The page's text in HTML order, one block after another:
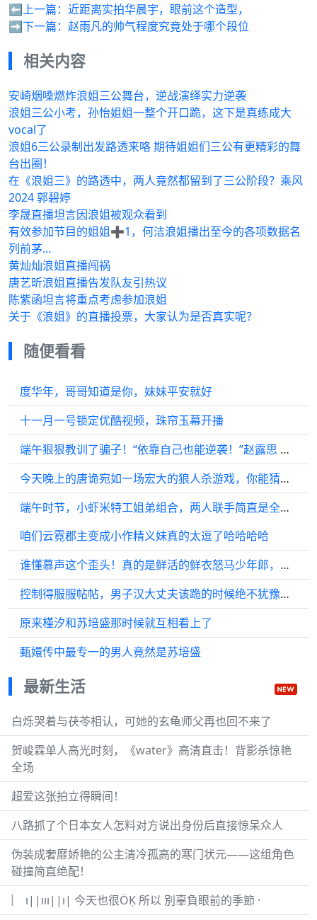
⬅️上一篇： 近距离实拍华晨宇，眼前这个造型，
➡️下一篇： 赵雨凡的帅气程度究竟处于哪个段位
相关内容
安崎烟嗓燃炸浪姐三公舞台，逆战演绎实力逆袭
浪姐三公小考，孙怡姐姐一整个开口跪，这下是真练成大
vocal了
浪姐6三公录制出发路透来咯 期待姐姐们三公有更精彩的舞
台出圈！
在《浪姐三》的路透中，两人竟然都留到了三公阶段？乘风
2024 郭碧婷
李晟直播坦言因浪姐被观众看到
有效参加节目的姐姐➕1，何洁浪姐播出至今的各项数据名
列前茅…
黄灿灿浪姐直播闯祸
唐艺昕浪姐直播告发队友引热议
陈紫函坦言将重点考虑参加浪姐
关于《浪姐》的直播投票，大家认为是否真实呢？
随便看看
度华年，哥哥知道是你，妹妹平安就好
十一月一号锁定优酷视频，珠帘玉幕开播
端午狠狠教训了骗子！“依靠自己也能逆袭！”赵露思 刘宇宁 赵露思
今天晚上的唐诡宛如一场宏大的狼人杀游戏，你能猜出谁是真凶吗？
端午时节，小虾米特工姐弟组合，两人联手简直是全能了 珠帘玉幕
咱们云霓郡主变成小作精义妹真的太逗了哈哈哈哈
谁懂慕声这个歪头！真的是鲜活的鲜衣怒马少年郎，高马尾好文明我爱群像
控制得服服帖帖，男子汉大丈夫该跪的时候绝不犹豫！墨雨云间 大丈夫
原来槿汐和苏培盛那时候就互相看上了
甄嬛传中最专一的男人竟然是苏培盛
最新生活
白烁哭着与茯苓相认，可她的玄龟师父再也回不来了
贺峻霖单人高光时刻，《water》高清直击！背影杀惊艳
全场
超爱这张拍立得瞬间！
八路抓了个日本女人怎料对方说出身份后直接惊呆众人
伪装成奢靡娇艳的公主清冷孤高的寒门状元——这组角色
碰撞简直绝配！
︴ ı||ııı||ı| 今天也很ÖḲ 所以 別辜負眼前的季節 ·